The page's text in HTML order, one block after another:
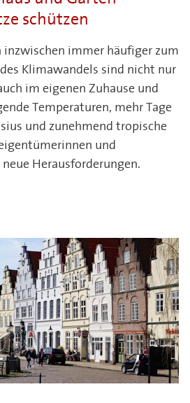
schützen
inzwischen immer häufiger zum
Klimawandels sind nicht nur
im eigenen Zuhause und
Temperaturen, mehr Tage
und zunehmend tropische
und
Herausforderungen.